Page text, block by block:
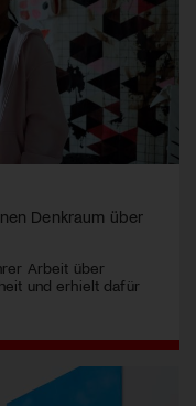
Denkraum über
Arbeit über
und erhielt dafür